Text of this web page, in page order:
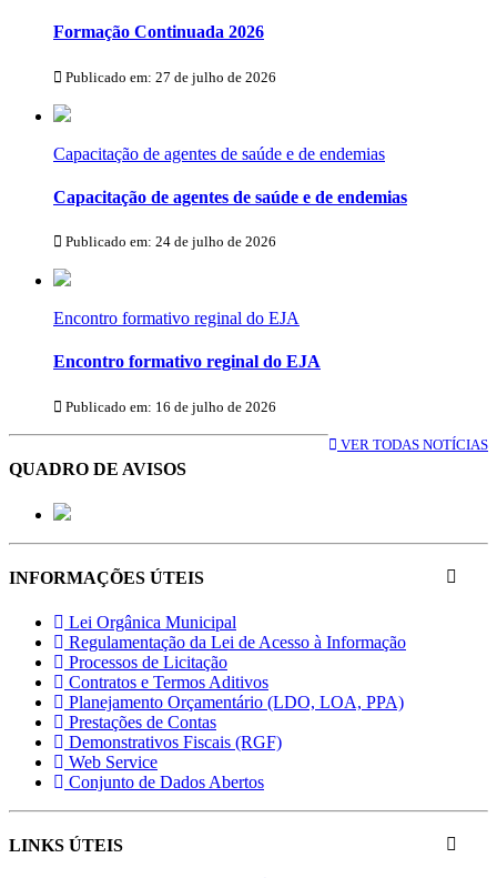
Formação Continuada 2026
Publicado em: 27 de julho de 2026
Capacitação de agentes de saúde e de endemias
Capacitação de agentes de saúde e de endemias
Publicado em: 24 de julho de 2026
Encontro formativo reginal do EJA
Encontro formativo reginal do EJA
Publicado em: 16 de julho de 2026
VER TODAS NOTÍCIAS
QUADRO DE AVISOS
INFORMAÇÕES ÚTEIS
Lei Orgânica Municipal
Regulamentação da Lei de Acesso à Informação
Processos de Licitação
Contratos e Termos Aditivos
Planejamento Orçamentário (LDO, LOA, PPA)
Prestações de Contas
Demonstrativos Fiscais (RGF)
Web Service
Conjunto de Dados Abertos
LINKS ÚTEIS